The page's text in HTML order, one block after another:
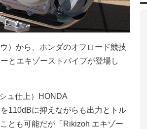
）から、ホンダのオフロード競技
とエキゾーストパイプが登場し
ュ仕上）HONDA
110dBに抑えながらも出力とトル
とも可能だが「Rikizoh エキゾー